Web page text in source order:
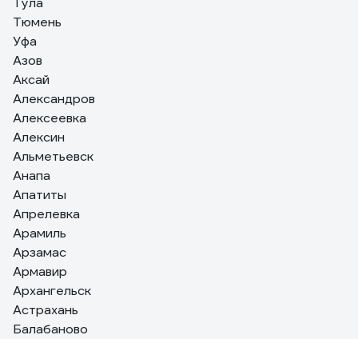
ёмкость. 20 мл на 1 литр бензина. Выливаем масло из
мерной емкости в бензин. Закрываем, убираем в
темное место.
Тюмень
Уфа
Азов
Аксай
Александров
Алексеевка
Алексин
Альметьевск
Анапа
Апатиты
Апрелевка
Арамиль
Арзамас
Армавир
Архангельск
Астрахань
Балабаново